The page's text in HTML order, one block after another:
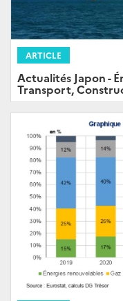
ARTICLE
Actualités Japon -
Transport,